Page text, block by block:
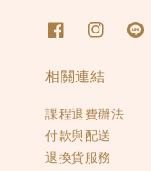
相關連結
課程退費辦法
付款與配送
退換貨服務